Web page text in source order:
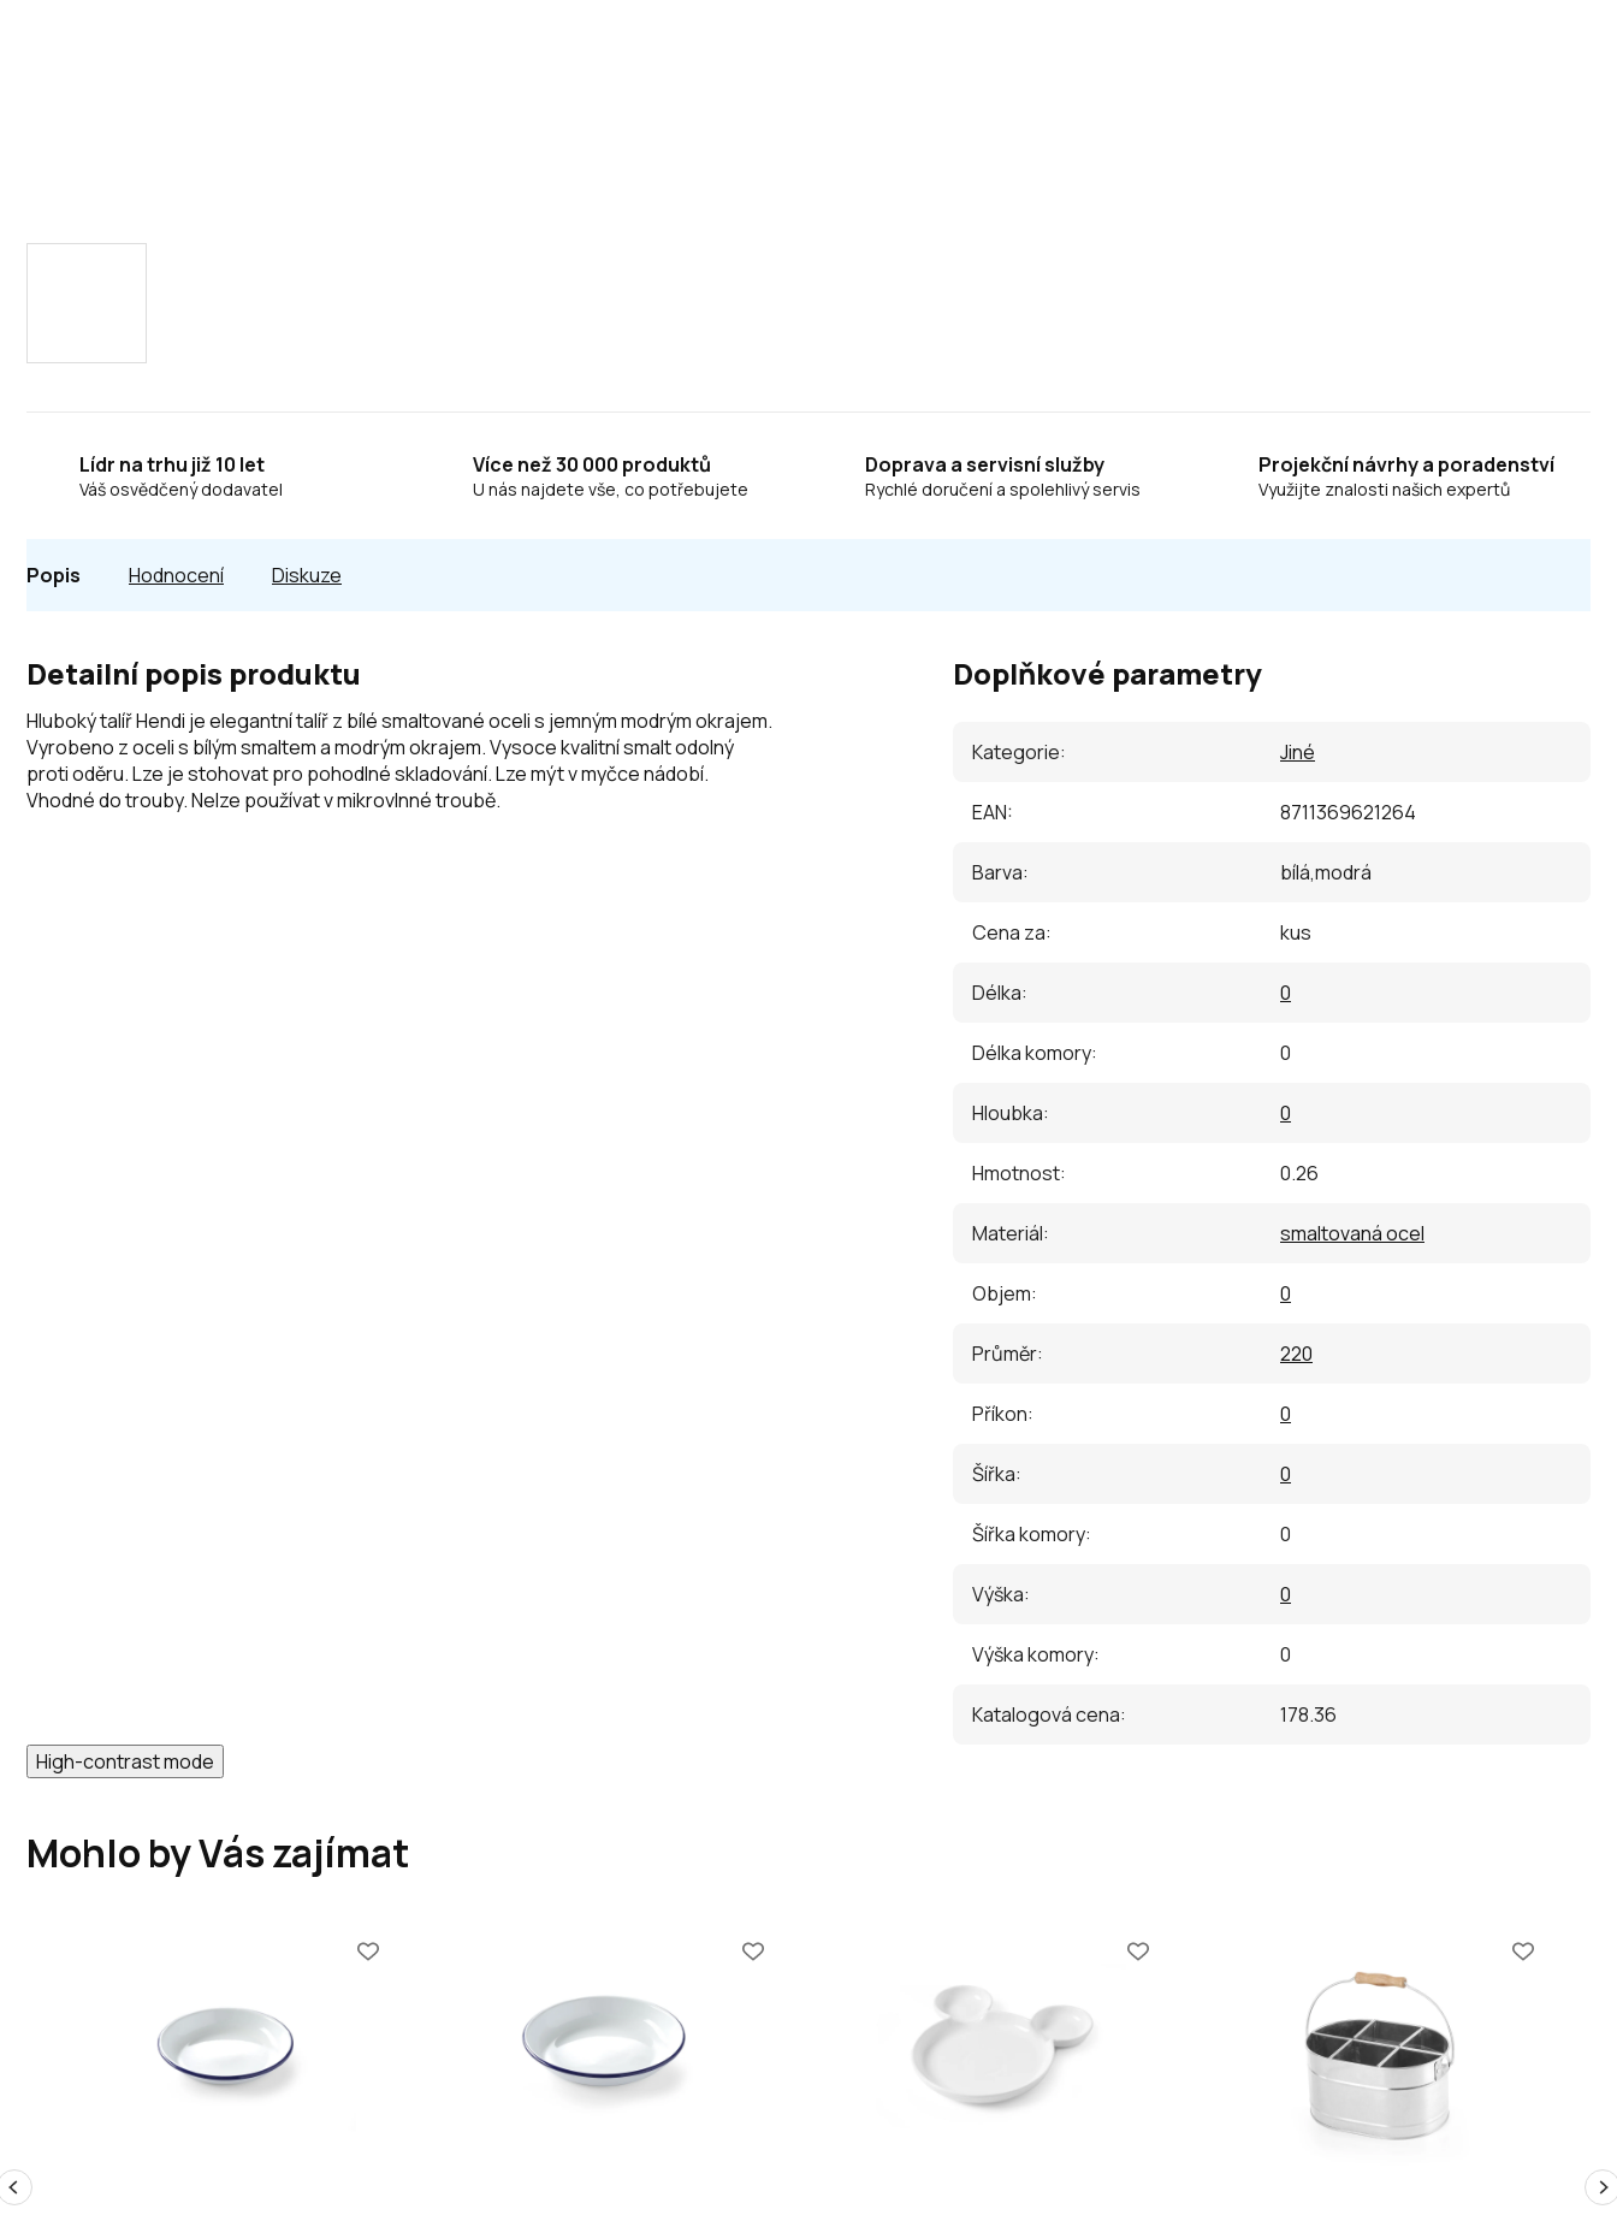
Lídr na trhu již 10 let
Váš osvědčený dodavatel
Více než 30 000 produktů
U nás najdete vše, co potřebujete
Doprava a servisní služby
Rychlé doručení a spolehlivý servis
Projekční návrhy a poradenství
Využijte znalosti našich expertů
Popis Hodnocení Diskuze
Detailní popis produktu
Hluboký talíř Hendi je elegantní talíř z bílé smaltované oceli s jemným modrým okrajem.
Vyrobeno z oceli s bílým smaltem a modrým okrajem. Vysoce kvalitní smalt odolný
proti oděru. Lze je stohovat pro pohodlné skladování. Lze mýt v myčce nádobí.
Vhodné do trouby. Nelze používat v mikrovlnné troubě.
Doplňkové parametry
Kategorie: Jiné
EAN: 8711369621264
Barva: bílá,modrá
Cena za: kus
Délka: 0
Délka komory: 0
Hloubka: 0
Hmotnost: 0.26
Materiál: smaltovaná ocel
Objem: 0
Průměr: 220
Příkon: 0
Šířka: 0
Šířka komory: 0
Výška: 0
Výška komory: 0
Katalogová cena:
178.36
High-contrast mode
Mohlo by Vás zajímat